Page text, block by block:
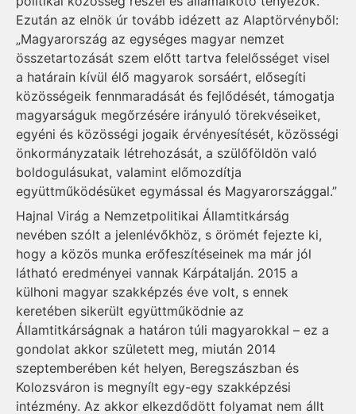
Ezután az elnök úr tovább idézett az Alaptörvényből:
„Magyarország az egységes magyar nemzet
összetartozását szem előtt tartva felelősséget visel
a határain kívül élő magyarok sorsáért, elősegíti
közösségeik fennmaradását és fejlődését, támogatja
magyarságuk megőrzésére irányuló törekvéseiket,
egyéni és közösségi jogaik érvényesítését, közösségi
önkormányzataik létrehozását, a szülőföldön való
boldogulásukat, valamint előmozdítja
együttműködésüket egymással és Magyarországgal.”
Hajnal Virág a Nemzetpolitikai Államtitkárság
nevében szólt a jelenlévőkhöz, s örömét fejezte ki,
hogy a közös munka erőfeszítéseinek ma már jól
látható eredményei vannak Kárpátalján. 2015 a
külhoni magyar szakképzés éve volt, s ennek
keretében sikerült együttműködnie az
Államtitkárságnak a határon túli magyarokkal – ez a
gondolat akkor született meg, miután 2014
szeptemberében két helyen, Beregszászban és
Kolozsváron is megnyílt egy-egy szakképzési
intézmény. Az akkor elkezdődött folyamat nem állt